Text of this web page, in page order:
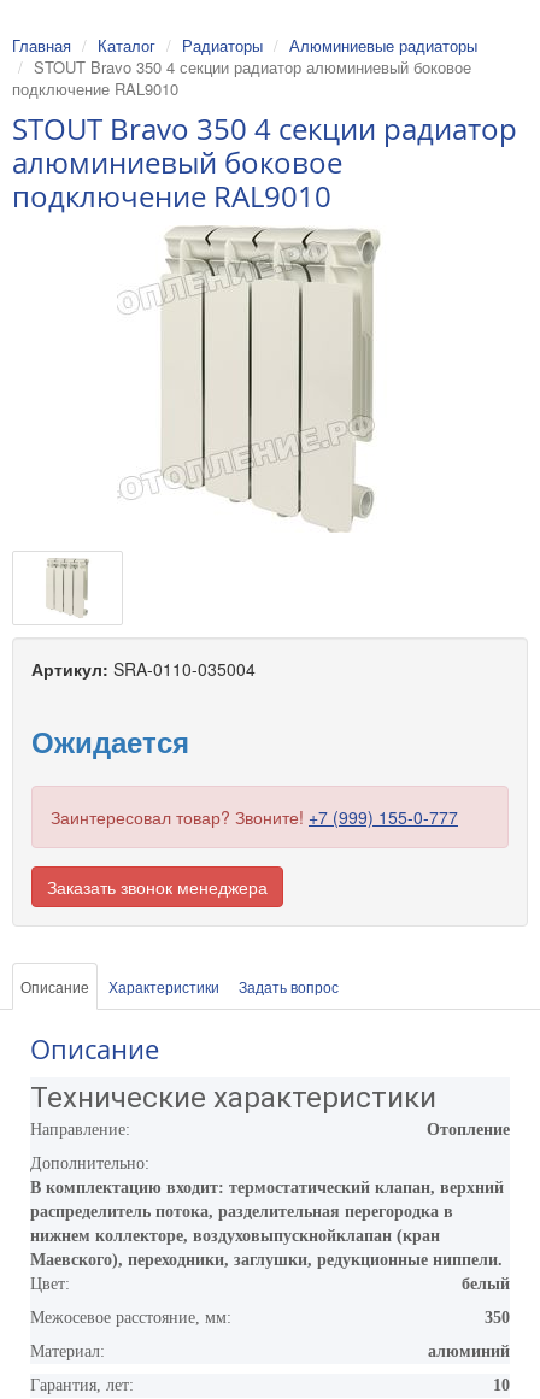
Главная Каталог Радиаторы
Алюминиевые радиаторы
STOUT Bravo 350 4 секции радиатор алюминиевый боковое
подключение RAL9010
STOUT Bravo 350 4 секции радиатор
алюминиевый боковое
подключение RAL9010
Артикул: SRA-0110-035004
Ожидается
Заинтересовал товар? Звоните! +7 (999) 155-0-777
Заказать звонок менеджера
Описание Характеристики Задать вопрос
Описание
Технические характеристики
Направление:
Отопление
Дополнительно:
В комплектацию входит: термостатический клапан, верхний
распределитель потока, разделительная перегородка в
нижнем коллекторе, воздуховыпускнойклапан (кран
Маевского), переходники, заглушки, редукционные ниппели.
Цвет:
белый
Межосевое расстояние, мм:
350
Материал:
алюминий
Гарантия, лет:
10